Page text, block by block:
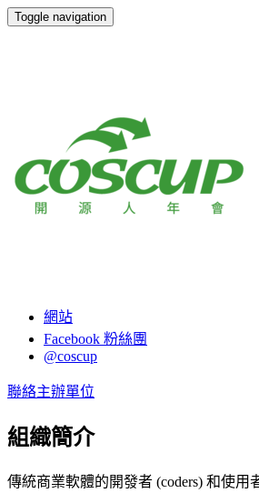
Toggle navigation
網站
Facebook 粉絲團
@coscup
聯絡主辦單位
組織簡介
傳統商業軟體的開發者 (coders) 和使用